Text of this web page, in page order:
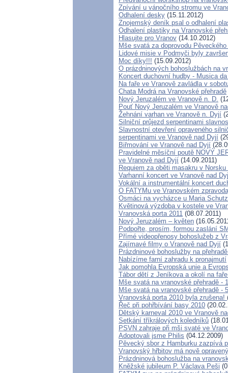
Zpívání u vánočního stromu ve
Odhalení desky (15.11.2012)
Znojemský deník psal o odhalení
Odhalení plastiky na Vranovské
Hlasujte pro Vranov (14.10.2012)
Mše svatá za doprovodu
Lidové misie v Podmyči byly
Moc díky!!! (15.09.2012)
O prázdninových bohoslužbách na
Koncert duchovní hudby - Musica
Na faře ve Vranově zavládla v
Chata Modrá na Vranovské přehradě
Nový Jeruzalém ve Vranově n. D.
Pouť Nový Jeruzalém ve Vranově
Žehnání varhan ve Vranově n. Dyjí
Silniční průjezd serpentinami
Slavnostní otevření opraveného
serpentinami ve Vranově nad Dyjí
Biřmování ve Vranově nad Dyjí
Pravidelné měsíční poutě NOVÝ
ve Vranově nad Dyjí (14.09.2011)
Requiem za oběti masakru v
Varhanní koncert ve Vranově nad
Vokální a instrumentální koncert
O FATYMu ve Vranovském
Osmáci na vycházce u Maria Schutz
Květinová výzdoba v kostele ve
Vranovská porta 2011 (08.07.2011)
Nový Jeruzalém – květen
Podpořte, prosím, formou zaslání
Přímé videopřenosy bohoslužeb z
Zajímavé filmy o Vranově nad Dyjí
Prázdninové bohoslužby na
Nabízíme farní zahradu k pronajmutí
Jak pomohla Evropská unie a
Tábor dětí z Jeníkova a okolí na
Mše svatá na vranovské přehradě -
Mše svatá na vranovské přehradě -
Vranovská porta 2010 byla zrušena!
Řeč při pohřbívání basy 2010
Dětský karneval 2010 ve Vranově
Setkání tříkrálových koledníků
PSVN zahraje při mši svaté ve
Adoptovali jsme Philis (04.12.2009)
Pěvecký sbor z Hamburku zazpívá
Vranovský hřbitov má nově
Prázdninová bohoslužba na
Kněžské jubileum P. Václava Peši